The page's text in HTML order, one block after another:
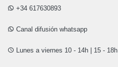
+34 617630893
Canal difusión whatsapp
Lunes a viernes 10 - 14h | 15 - 18h